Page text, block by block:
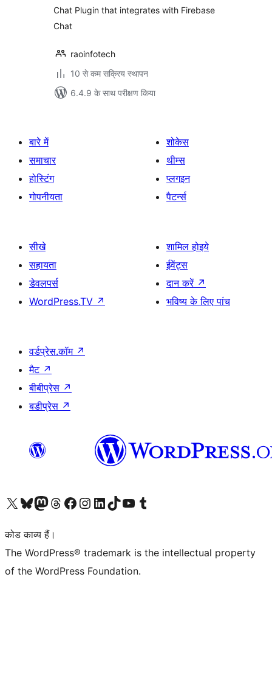
Chat Plugin that integrates with Firebase
Chat
raoinfotech
10 से कम सक्रिय स्थापन
6.4.9 के साथ परीक्षण किया
बारे में
समाचार
होस्टिंग
गोपनीयता
शोकेस
थीम्स
प्लगइन
पैटर्न्स
सीखे
सहायता
डेवलपर्स
WordPress.TV ↗
शामिल होइये
ईवेंट्स
दान करें ↗
भविष्य के लिए पांच
वर्डप्रेस.कॉम ↗
मैट ↗
बीबीप्रेस ↗
बडीप्रेस ↗
Visit our X (formerly Twitter) account
हमारे बलुस्की खाते पर जाएँVisit our Mastodon account
हमारे थ्रेड्स अकाउंट पर जाएंहमारे फेसबुक पेज पर जाएँहमारे इंस्टाग्राम अकाउंट पर जाएंहमारे लिंक्डइन खाते पर जाएँहमारे टिकटॉक खाते पर जाएँहमारे यूट्यूब चैनल पर जाएंहमारे Tumblr खाते पर जाएँ
कोड काव्य हैं।
The WordPress® trademark is the intellectual property
of the WordPress Foundation.